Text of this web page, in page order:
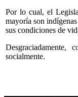
Por lo cual, el
mayoría son
sus condiciones de
Desgraciadamente,
socialmente.